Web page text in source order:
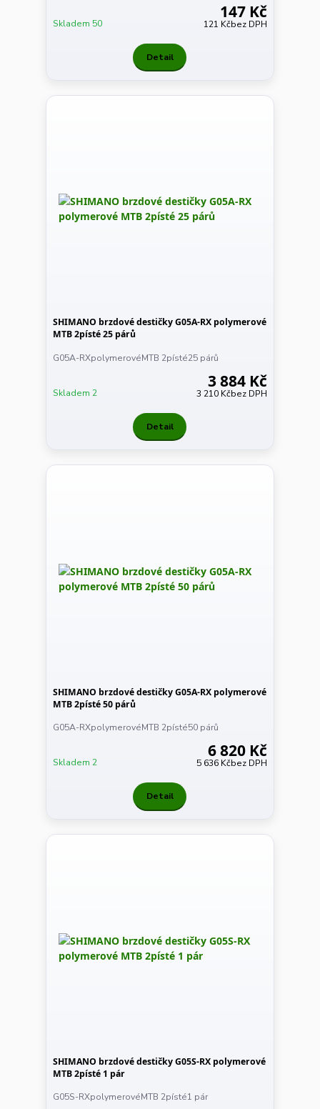
147 Kč
121 Kčbez DPH
Skladem 50
Detail
SHIMANO brzdové destičky G05A-RX polymerové
MTB 2písté 25 párů
G05A-RXpolymerovéMTB 2písté25 párů
3 884 Kč
3 210 Kčbez DPH
Skladem 2
Detail
SHIMANO brzdové destičky G05A-RX polymerové
MTB 2písté 50 párů
G05A-RXpolymerovéMTB 2písté50 párů
6 820 Kč
5 636 Kčbez DPH
Skladem 2
Detail
SHIMANO brzdové destičky G05S-RX polymerové
MTB 2písté 1 pár
G05S-RXpolymerovéMTB 2písté1 pár